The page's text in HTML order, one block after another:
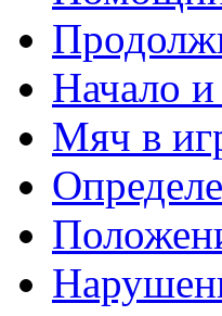
Начало
Мяч в